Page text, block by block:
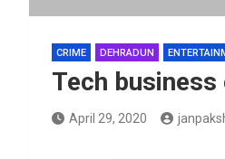
CRIME DEHRADUN
Tech
April 29, 2020